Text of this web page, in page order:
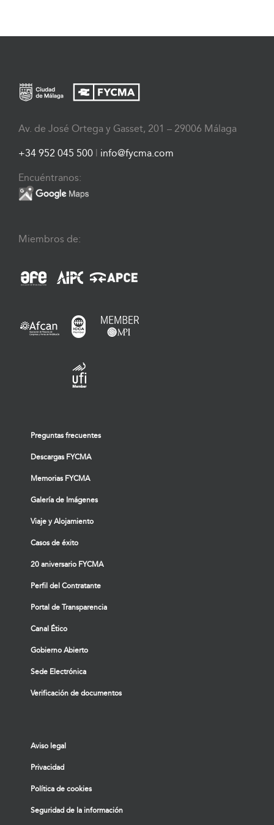
Av. de José Ortega y Gasset, 201 – 29006 Málaga
+34 952 045 500 | info@fycma.com
Encuéntranos:
Miembros de:
Preguntas frecuentes
Descargas FYCMA
Memorias FYCMA
Galería de Imágenes
Viaje y Alojamiento
Casos de éxito
20 aniversario FYCMA
Perfil del Contratante
Portal de Transparencia
Canal Ético
Gobierno Abierto
Sede Electrónica
Verificación de documentos
Aviso legal
Privacidad
Política de cookies
Seguridad de la información